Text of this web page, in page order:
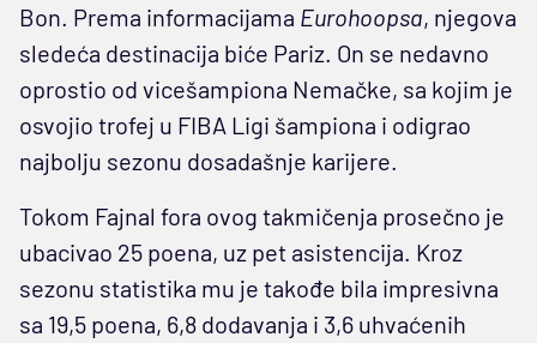
Bon. Prema informacijama Eurohoopsa, njegova
sledeća destinacija biće Pariz. On se nedavno
oprostio od vicešampiona Nemačke, sa kojim je
osvojio trofej u FIBA Ligi šampiona i odigrao
najbolju sezonu dosadašnje karijere.
Tokom Fajnal fora ovog takmičenja prosečno je
ubacivao 25 poena, uz pet asistencija. Kroz
sezonu statistika mu je takođe bila impresivna
sa 19,5 poena, 6,8 dodavanja i 3,6 uhvaćenih